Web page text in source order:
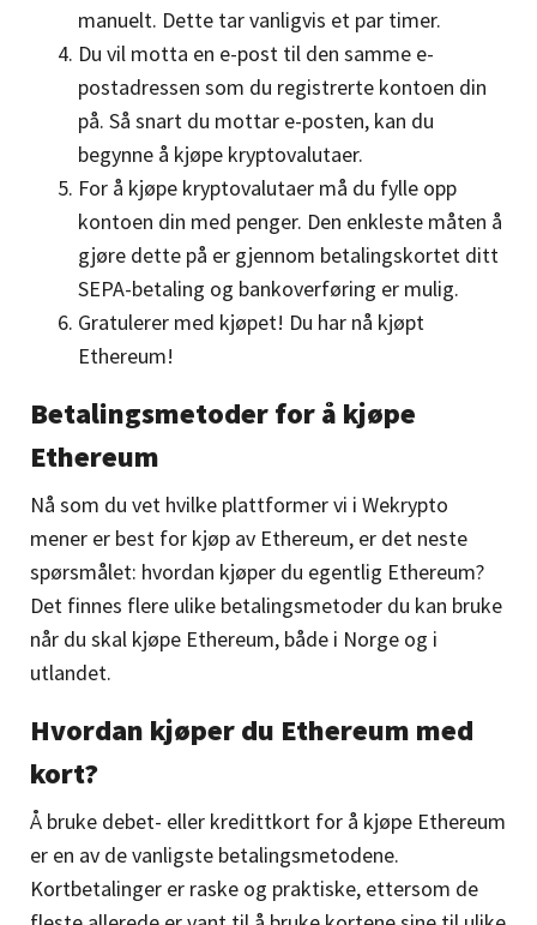
manuelt. Dette tar vanligvis et par timer.
Du vil motta en e-post til den samme e-
postadressen som du registrerte kontoen din
på. Så snart du mottar e-posten, kan du
begynne å kjøpe kryptovalutaer.
For å kjøpe kryptovalutaer må du fylle opp
kontoen din med penger. Den enkleste måten å
gjøre dette på er gjennom betalingskortet ditt
SEPA-betaling og bankoverføring er mulig.
Gratulerer med kjøpet! Du har nå kjøpt
Ethereum!
Betalingsmetoder for å kjøpe
Ethereum
Nå som du vet hvilke plattformer vi i Wekrypto
mener er best for kjøp av Ethereum, er det neste
spørsmålet: hvordan kjøper du egentlig Ethereum?
Det finnes flere ulike betalingsmetoder du kan bruke
når du skal kjøpe Ethereum, både i Norge og i
utlandet.
Hvordan kjøper du Ethereum med
kort?
Å bruke debet- eller kredittkort for å kjøpe Ethereum
er en av de vanligste betalingsmetodene.
Kortbetalinger er raske og praktiske, ettersom de